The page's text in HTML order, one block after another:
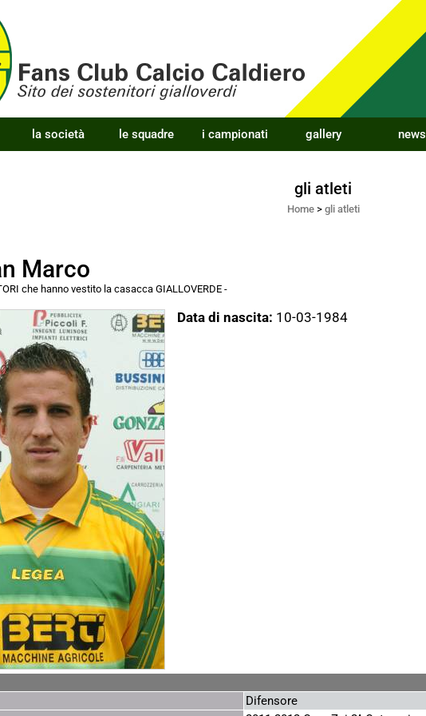
la società le squadre i campionati gallery news
gli atleti
Home> gli atleti
Marco
che hanno vestito la casacca GIALLOVERDE -
Data di nascita: 10-03-1984
Difensore